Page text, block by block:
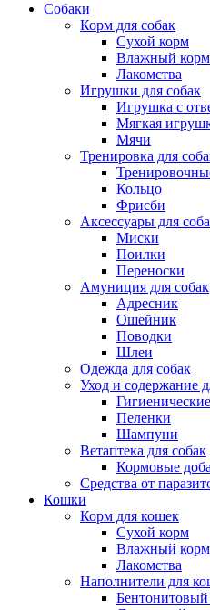
Собаки
Корм для собак
Сухой корм
Влажный корм
Лакомства
Игрушки для собак
Игрушка с
Мягкая
Мячи
Тренировка для
Кольцо
Фрисби
Аксессуары для
Миски
Поилки
Переноски
Амуниция для собак
Адресник
Ошейник
Поводки
Шлеи
Одежда для собак
Уход и содержание
Пеленки
Шампуни
Ветаптека для собак
Кормовые
Средства от
Кошки
Корм для кошек
Сухой корм
Влажный корм
Лакомства
Наполнители для